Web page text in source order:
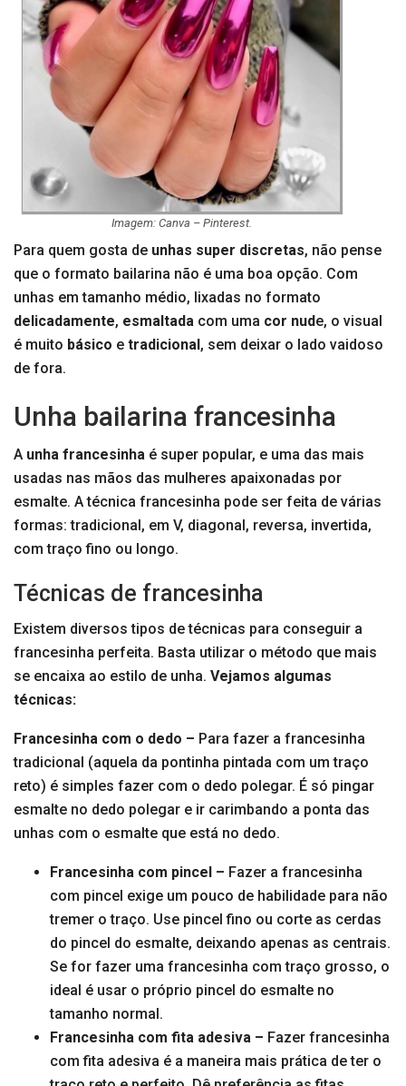
Imagem: Canva – Pinterest.
Para quem gosta de unhas super discretas, não pense
que o formato bailarina não é uma boa opção. Com
unhas em tamanho médio, lixadas no formato
delicadamente, esmaltada com uma cor nude, o visual
é muito básico e tradicional , sem deixar o lado vaidoso
de fora.
Unha bailarina francesinha
A unha francesinha é super popular, e uma das mais
usadas nas mãos das mulheres apaixonadas por
esmalte. A técnica francesinha pode ser feita de várias
formas: tradicional, em V, diagonal, reversa, invertida,
com traço fino ou longo.
Técnicas de francesinha
Existem diversos tipos de técnicas para conseguir a
francesinha perfeita. Basta utilizar o método que mais
se encaixa ao estilo de unha. Vejamos algumas
técnicas:
Francesinha com o dedo – Para fazer a francesinha
tradicional (aquela da pontinha pintada com um traço
reto) é simples fazer com o dedo polegar. É só pingar
esmalte no dedo polegar e ir carimbando a ponta das
unhas com o esmalte que está no dedo.
Francesinha com pincel – Fazer a francesinha
com pincel exige um pouco de habilidade para não
tremer o traço. Use pincel fino ou corte as cerdas
do pincel do esmalte, deixando apenas as centrais.
Se for fazer uma francesinha com traço grosso, o
ideal é usar o próprio pincel do esmalte no
tamanho normal.
Francesinha com fita adesiva – Fazer francesinha
com fita adesiva é a maneira mais prática de ter o